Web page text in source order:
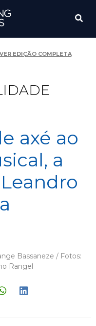
VER EDIÇÃO COMPLETA
axé ao
a
Bassaneze / Fotos:
Rangel